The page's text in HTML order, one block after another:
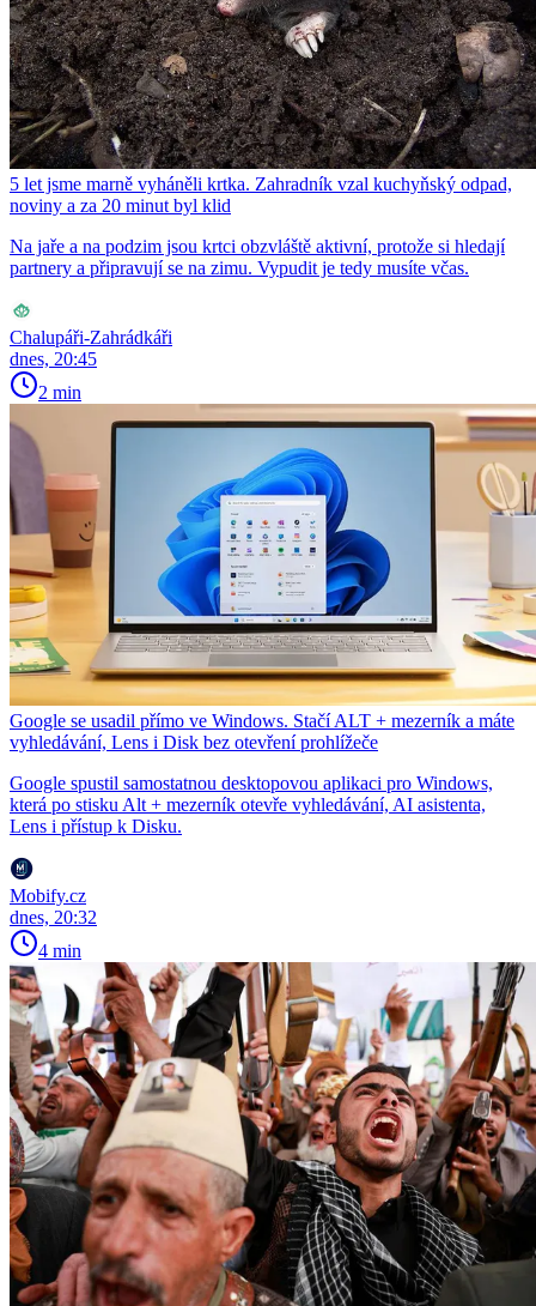
5 let jsme marně vyháněli krtka. Zahradník vzal kuchyňský odpad,
noviny a za 20 minut byl klid
Na jaře a na podzim jsou krtci obzvláště aktivní, protože si hledají
partnery a připravují se na zimu. Vypudit je tedy musíte včas.
Chalupáři-Zahrádkáři
dnes, 20:45
2 min
Google se usadil přímo ve Windows. Stačí ALT + mezerník a máte
vyhledávání, Lens i Disk bez otevření prohlížeče
Google spustil samostatnou desktopovou aplikaci pro Windows,
která po stisku Alt + mezerník otevře vyhledávání, AI asistenta,
Lens i přístup k Disku.
Mobify.cz
dnes, 20:32
4 min